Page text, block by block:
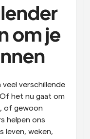
AI-gestuurde
nieuws en updates
minuten
meerdere mensen
om je
veel verschillende
het nu gaat om
of gewoon
helpen ons
leven, weken,